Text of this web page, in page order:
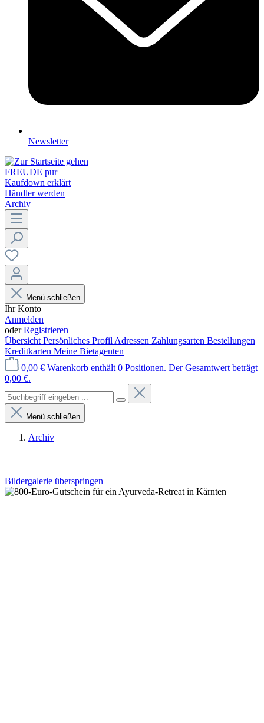
Newsletter
FREUDE pur
Kaufdown erklärt
Händler werden
Archiv
Menü schließen
Ihr Konto
Anmelden
oderRegistrieren
Übersicht Persönliches Profil Adressen Zahlungsarten Bestellungen
Kreditkarten Meine Bietagenten
0,00 € Warenkorb enthält 0 Positionen. Der Gesamtwert beträgt
0,00 €.
Menü schließen
Archiv
Bildergalerie überspringen